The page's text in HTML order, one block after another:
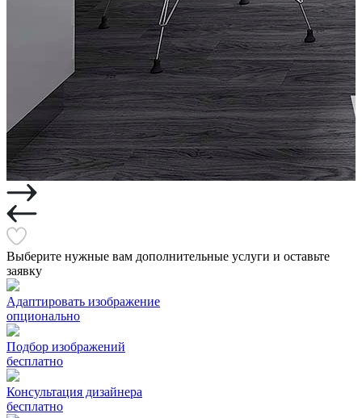
Выберите нужные вам дополнительные услуги и оставьте
заявку
Адаптировать изображение
опционально
Подбор изображений
бесплатно
Консультация дизайнера
бесплатно